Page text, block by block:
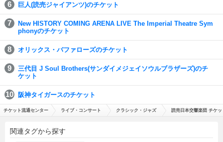
巨人(読売ジャイアンツ)のチケット
New HISTORY COMING ARENA LIVE The Imperial Theatre Sym
phonyのチケット
オリックス・バファローズのチケット
三代目 J Soul Brothers(サンダイメジェイソウルブラザーズ)のチ
ケット
阪神タイガースのチケット
チケット流通センター ライブ・コンサート クラシック・ジャズ 読売日本交響楽団 チケッ
関連タグから探す